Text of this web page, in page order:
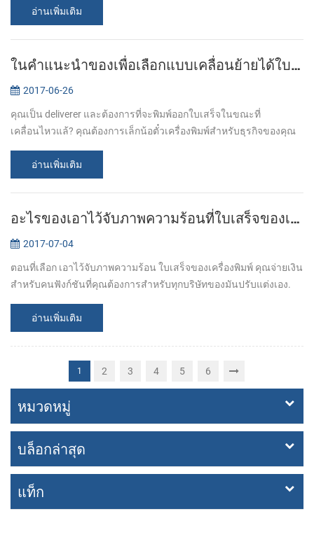
ภาพความร้...
อ่านเพิ่มเติม
ในคำแนะนำของเพื่อเลือกแบบเคลื่อนย้ายได้ใบเสร็จของเครื่องพิมพ์
2017-06-26
คุณเป็น deliverer และต้องการที่จะพิมพ์ออกใบเสร็จในขณะที่
เคลื่อนไหวแล้? คุณต้องการเล็กน้อตั๋วเครื่องพิมพ์สำหรับธุรกิจของคุณ
กับธุรกิจขอ...
อ่านเพิ่มเติม
อะไรของเอาไว้จับภาพความร้อนที่ใบเสร็จของเครื่องพิมพ์ควรฉันซื้อ?
2017-07-04
ตอนที่เลือก เอาไว้จับภาพความร้อน ใบเสร็จของเครื่องพิมพ์ คุณจ่ายเงิน
สำหรับคนฟังก์ชันที่คุณต้องการสำหรับทุกบริษัทของมันปรับแต่งเอง.
อะไ...อ่านเพิ่มเติม
1 2 3 4 5 6
หมวดหมู่
บล็อกล่าสุด
แท็ก